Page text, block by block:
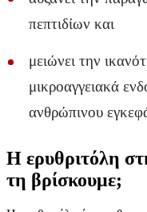
πεπτιδίων και
μειώνει την
μικροαγγειακά
ανθρώπινου
Η ερυθριτόλη
τη βρίσκουμε;